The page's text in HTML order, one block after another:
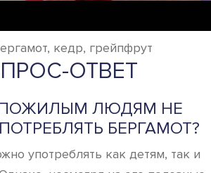
кедр, грейпфрут
ОТВЕТ
ЛЮДЯМ НЕ
БЕРГАМОТ?
употреблять как детям, так и